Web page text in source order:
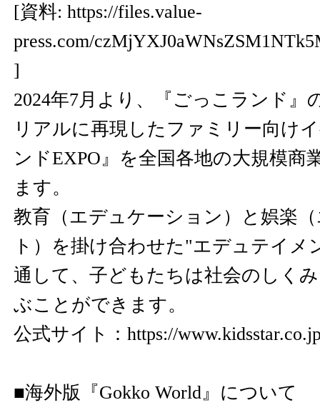
[資料: https://files.value-
press.com/
]
2024年7月より、『ごっこランド』
リアルに再現したファミリー向け
ンドEXPO』を全国各地の大規模商
ます。
教育（エデュケーション）と娯楽
ト）を掛け合わせた"エデュテイメ
通して、子どもたちは社会のしく
ぶことができます。
公式サイト： https://
■海外版『Gokko World』について